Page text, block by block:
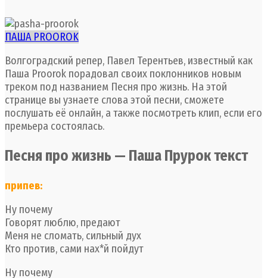
ПАША PROOROK
Волгоградский репер, Павел Терентьев, известный как
Паша Proorok порадовал своих поклонников новым
треком под названием Песня про жизнь. На этой
странице вы узнаете слова этой песни, сможете
послушать её онлайн, а также посмотреть клип, если его
премьера состоялась.
Песня про жизнь — Паша Прурок текст
припев:
Ну почему
Говорят люблю, предают
Меня не сломать, сильный дух
Кто против, сами нах*й пойдут
Ну почему